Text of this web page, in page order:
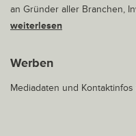
an Gründer aller Branchen,
weiterlesen
Werben
Mediadaten und Kontaktinfos